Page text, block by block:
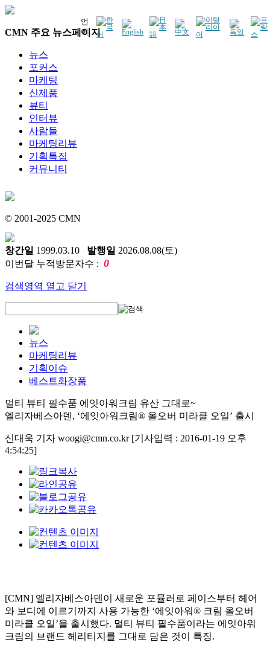
언
어
CMN 주요 뉴스페이지
뉴스
포커스
마케팅
신제품
뷰티
인터뷰
사람들
마케팅리뷰
기획특집
커뮤니티
© 2001-2025 CMN
창간일 1999.03.10 발행일 2026.08.08(토)
이번달 누적방문자수 : 0
검색영역 열고 닫기
뉴스
마케팅리뷰
기획이슈
베스트화장품
멀티 뷰티 필수품 에잇아워크림 유산 그대로~
엘리자베스아덴, ‘에잇아워크림® 올오버 미라클 오일’ 출시
신대욱 기자 woogi@cmn.co.kr [기사입력 : 2016-01-19 오후
4:54:25]
[CMN] 엘리자베스아덴이 새로운 포뮬러로 페이스부터 헤어
와 보디에 이르기까지 사용 가능한 ‘에잇아워® 크림 올오버
미라클 오일’을 출시했다. 멀티 뷰티 필수품이라는 에잇아워
크림의 브랜드 헤리티지를 그대로 담은 것이 특징.